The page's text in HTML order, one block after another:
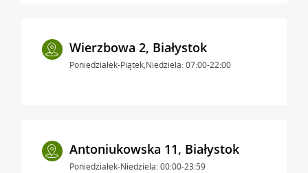
Wierzbowa 2, Białystok
Poniedziałek-Piątek,Niedziela: 07:00-22:00
Antoniukowska 11, Białystok
Poniedziałek-Niedziela: 00:00-23:59